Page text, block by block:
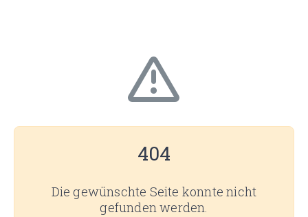
404
Die gewünschte Seite konnte nicht
gefunden werden.